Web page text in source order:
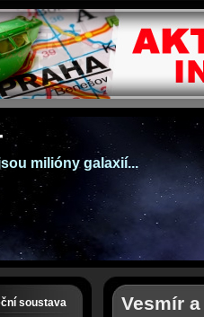
milióny galaxií...
Vesmír
soustava